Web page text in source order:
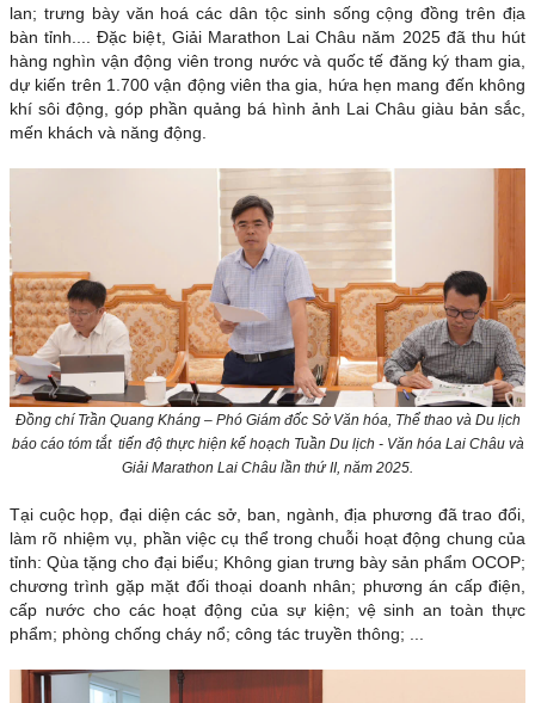
lan; trưng bày văn hoá các dân tộc sinh sống cộng đồng trên địa
bàn tỉnh.... Đặc biệt, Giải Marathon Lai Châu năm 2025 đã thu hút
hàng nghìn vận động viên trong nước và quốc tế đăng ký tham gia,
dự kiến trên 1.700 vận động viên tha gia, hứa hẹn mang đến không
khí sôi động, góp phần quảng bá hình ảnh Lai Châu giàu bản sắc,
mến khách và năng động.
Đồng chí Trần Quang Kháng– Phó Giám đốc Sở Văn hóa, Thể thao và Du lịch
báo cáo tóm tắt tiến độ thực hiện kế hoạch Tuần Du lịch - Văn hóa Lai Châu và
Giải Marathon Lai Châu lần thứ II, năm 2025.
Tại cuộc họp, đại diện các sở, ban, ngành, địa phương đã trao đổi,
làm rõ nhiệm vụ, phần việc cụ thể trong chuỗi hoạt động chung của
tỉnh: Qùa tặng cho đại biểu; Không gian trưng bày sản phẩm OCOP;
chương trình gặp mặt đối thoại doanh nhân; phương án cấp điện,
cấp nước cho các hoạt động của sự kiện; vệ sinh an toàn thực
phẩm; phòng chống cháy nổ; công tác truyền thông; ...